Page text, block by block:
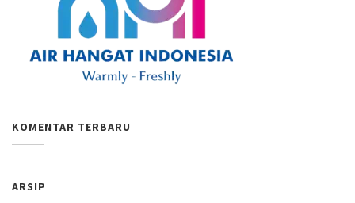
KOMENTAR TERBARU
ARSIP